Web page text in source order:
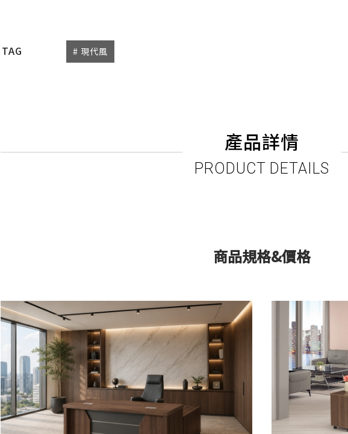
TAG # 現代風
產品詳情
PRODUCT DETAILS
商品規格&價格